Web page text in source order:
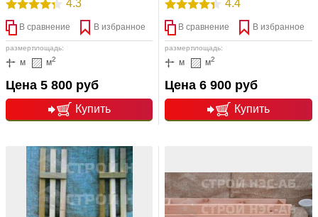
4.3
В сравнение В избранное
размер:
м
площадь:
м2
Купить
Цена 5 800 руб
подробнее
4.4
В сравнение В избранное
размер:
м
площадь:
м2
Купить
Цена 6 900 руб
подробнее